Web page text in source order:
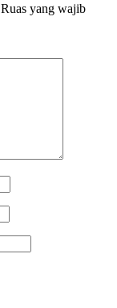
Ruas yang wajib